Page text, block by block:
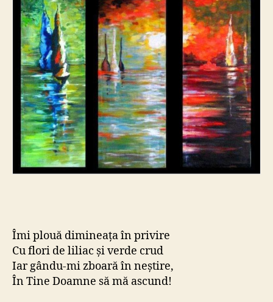
Îmi plouă dimineața în privire
Cu flori de liliac și verde crud
Iar gându-mi zboară în neștire,
În Tine Doamne să mă ascund!